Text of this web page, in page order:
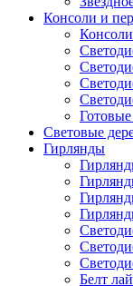
Консоли и
Световые
Гирлянды
Белт